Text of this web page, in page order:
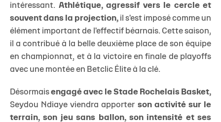
intéressant. Athlétique, agressif vers le cercle et
souvent dans la projection, il s'est imposé comme un
élément important de l'effectif béarnais. Cette saison,
il a contribué à la belle deuxième place de son équipe
en championnat, et à la victoire en finale de playoffs
avec une montée en Betclic Élite à la clé.
Désormais engagé avec le Stade Rochelais Basket,
Seydou Ndiaye viendra apporter son activité sur le
terrain, son jeu sans ballon, son intensité et ses